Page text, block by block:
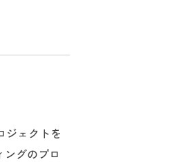
ジェクトを
グのプロ